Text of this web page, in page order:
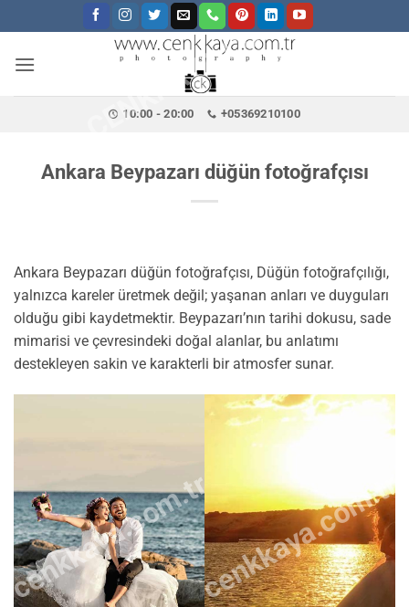
atla
CENKKAYA.COM.TR
10:00 - 20:00 +05369210100
Ankara Beypazarı düğün fotoğrafçısı
Ankara Beypazarı düğün fotoğrafçısı, Düğün fotoğrafçılığı,
yalnızca kareler üretmek değil; yaşanan anları ve duyguları
olduğu gibi kaydetmektir. Beypazarı’nın tarihi dokusu, sade
mimarisi ve çevresindeki doğal alanlar, bu anlatımı
destekleyen sakin ve karakterli bir atmosfer sunar.
cenkkaya.com.trcenkkaya.com.tr